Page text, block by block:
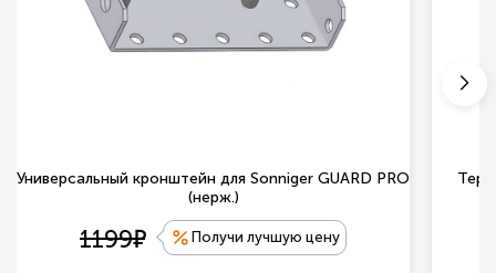
Универсальный кронштейн для Sonniger GUARD PRO
(нерж.)
1199е Получи лучшую цену